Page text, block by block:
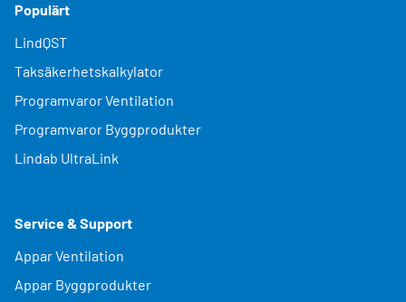
Populärt
LindQST
Taksäkerhetskalkylator
Programvaror Ventilation
Programvaror Byggprodukter
Lindab UltraLink
Service & Support
Appar Ventilation
Appar Byggprodukter